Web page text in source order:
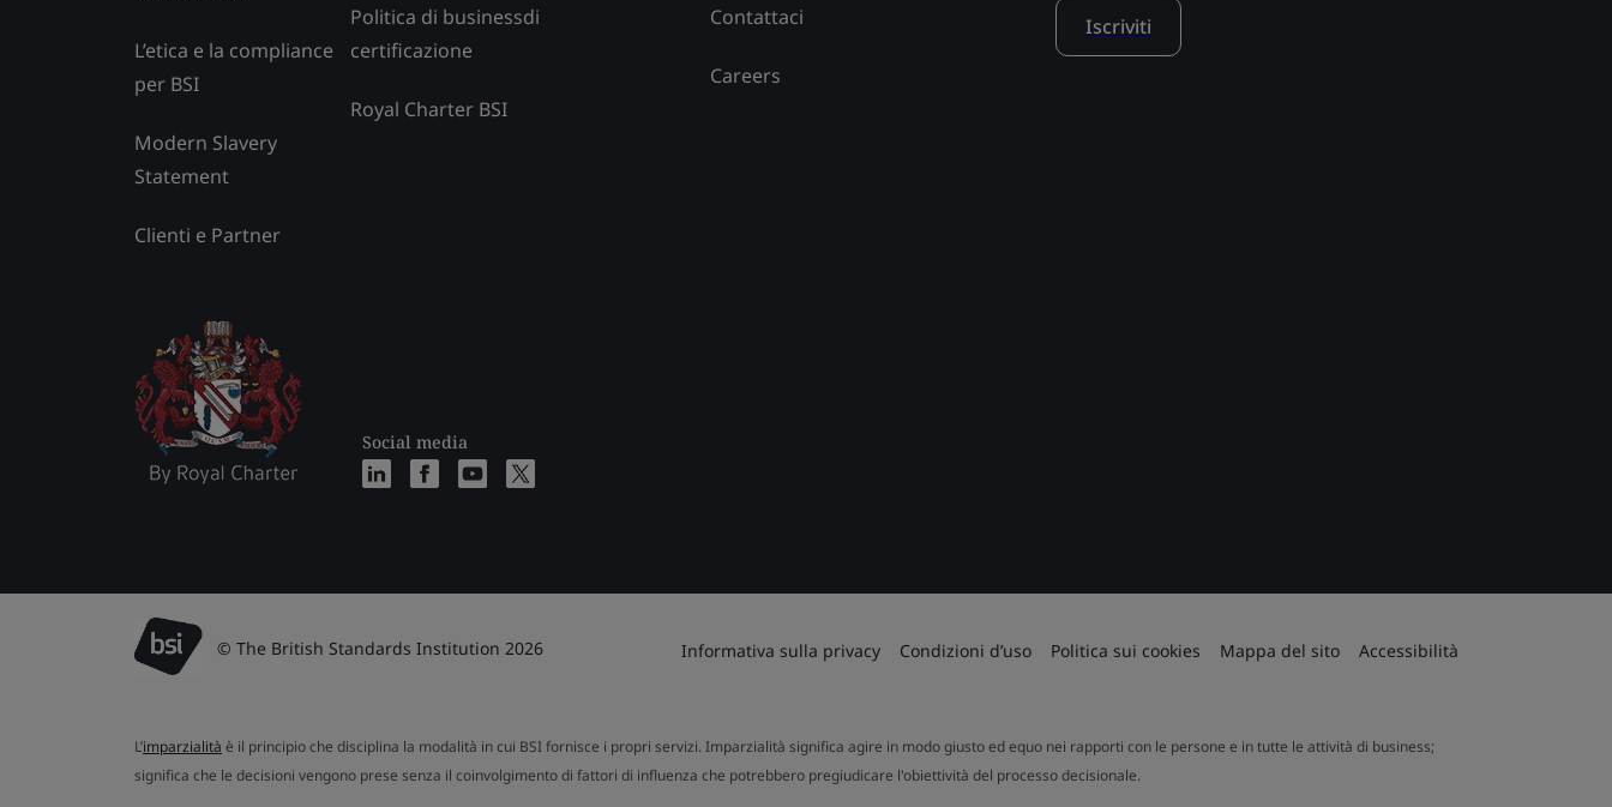
L’etica e la compliance
per BSI
Modern Slavery
Statement
Clienti e Partner
Politica di businessdi
certificazione
Royal Charter BSI
Social media
Contattaci
Careers
Iscriviti
© The British Standards Institution 2026 Informativa sulla privacy Condizioni d’uso Politica sui cookies Mappa del sito Accessibilità
L’imparzialità è il principio che disciplina la modalità in cui BSI fornisce i propri servizi. Imparzialità significa agire in modo giusto ed equo nei rapporti con le persone e in tutte le attività di business;
significa che le decisioni vengono prese senza il coinvolgimento di fattori di influenza che potrebbero pregiudicare l'obiettività del processo decisionale.